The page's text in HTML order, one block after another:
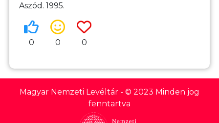
Aszód. 1995.
0 0 0
Magyar Nemzeti Levéltár - © 2023 Minden jog
fenntartva